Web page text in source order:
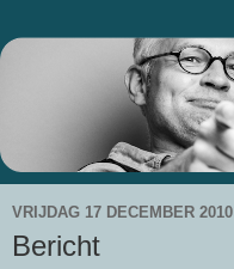
VRIJDAG 17 DECEMBER 2010
Bericht